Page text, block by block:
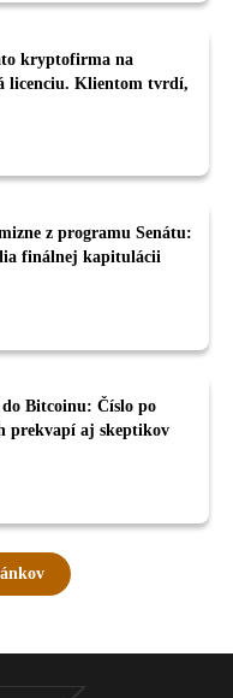
kryptofirma na
licenciu. Klientom tvrdí,
z programu Senátu:
finálnej kapitulácii
do Bitcoinu: Číslo po
prekvapí aj skeptikov